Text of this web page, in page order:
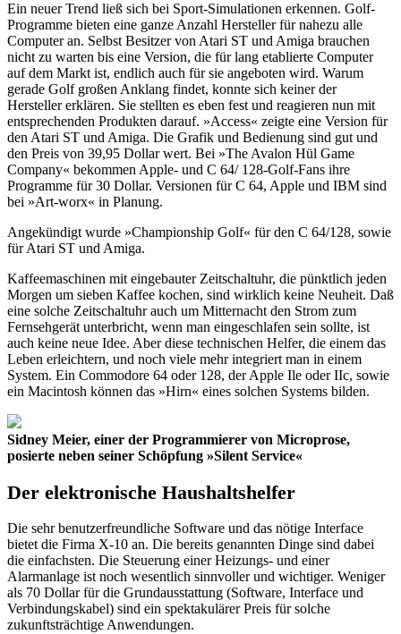
Ein neuer Trend ließ sich bei Sport-Simulationen erkennen. Golf-
Programme bieten eine ganze Anzahl Hersteller für nahezu alle
Computer an. Selbst Besitzer von Atari ST und Amiga brauchen
nicht zu warten bis eine Version, die für lang etablierte Computer
auf dem Markt ist, endlich auch für sie angeboten wird. Warum
gerade Golf großen Anklang findet, konnte sich keiner der
Hersteller erklären. Sie stellten es eben fest und reagieren nun mit
entsprechenden Produkten darauf. »Access« zeigte eine Version für
den Atari ST und Amiga. Die Grafik und Bedienung sind gut und
den Preis von 39,95 Dollar wert. Bei »The Avalon Hül Game
Company« bekommen Apple- und C 64/ 128-Golf-Fans ihre
Programme für 30 Dollar. Versionen für C 64, Apple und IBM sind
bei »Art-worx« in Planung.
Angekündigt wurde »Championship Golf« für den C 64/128, sowie
für Atari ST und Amiga.
Kaffeemaschinen mit eingebauter Zeitschaltuhr, die pünktlich jeden
Morgen um sieben Kaffee kochen, sind wirklich keine Neuheit. Daß
eine solche Zeitschaltuhr auch um Mitternacht den Strom zum
Fernsehgerät unterbricht, wenn man eingeschlafen sein sollte, ist
auch keine neue Idee. Aber diese technischen Helfer, die einem das
Leben erleichtern, und noch viele mehr integriert man in einem
System. Ein Commodore 64 oder 128, der Apple Ile oder IIc, sowie
ein Macintosh können das »Hirn« eines solchen Systems bilden.
Sidney Meier, einer der Programmierer von Microprose,
posierte neben seiner Schöpfung »Silent Service«
Der elektronische Haushaltshelfer
Die sehr benutzerfreundliche Software und das nötige Interface
bietet die Firma X-10 an. Die bereits genannten Dinge sind dabei
die einfachsten. Die Steuerung einer Heizungs- und einer
Alarmanlage ist noch wesentlich sinnvoller und wichtiger. Weniger
als 70 Dollar für die Grundausstattung (Software, Interface und
Verbindungskabel) sind ein spektakulärer Preis für solche
zukunftsträchtige Anwendungen.